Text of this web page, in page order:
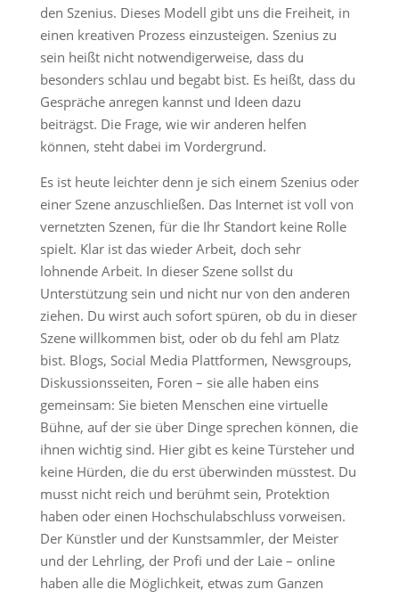
den Szenius. Dieses Modell gibt uns die Freiheit, in
einen kreativen Prozess einzusteigen. Szenius zu
sein heißt nicht notwendigerweise, dass du
besonders schlau und begabt bist. Es heißt, dass du
Gespräche anregen kannst und Ideen dazu
beiträgst. Die Frage, wie wir anderen helfen
können, steht dabei im Vordergrund.
Es ist heute leichter denn je sich einem Szenius oder
einer Szene anzuschließen. Das Internet ist voll von
vernetzten Szenen, für die Ihr Standort keine Rolle
spielt. Klar ist das wieder Arbeit, doch sehr
lohnende Arbeit. In dieser Szene sollst du
Unterstützung sein und nicht nur von den anderen
ziehen. Du wirst auch sofort spüren, ob du in dieser
Szene willkommen bist, oder ob du fehl am Platz
bist. Blogs, Social Media Plattformen, Newsgroups,
Diskussionsseiten, Foren – sie alle haben eins
gemeinsam: Sie bieten Menschen eine virtuelle
Bühne, auf der sie über Dinge sprechen können, die
ihnen wichtig sind. Hier gibt es keine Türsteher und
keine Hürden, die du erst überwinden müsstest. Du
musst nicht reich und berühmt sein, Protektion
haben oder einen Hochschulabschluss vorweisen.
Der Künstler und der Kunstsammler, der Meister
und der Lehrling, der Profi und der Laie – online
haben alle die Möglichkeit, etwas zum Ganzen